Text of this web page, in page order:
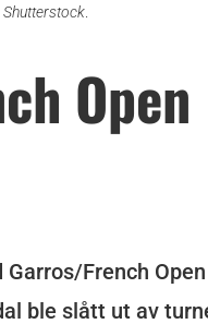
Shutterstock.
Open
French
ble slått ut av